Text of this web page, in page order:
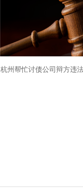
杭州帮忙讨债公司辩方违